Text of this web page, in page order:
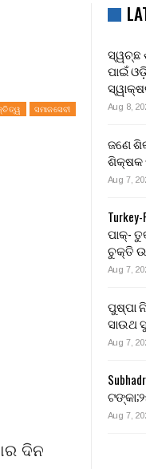
ସମାଜସେବୀ
ଦିନ
ସ୍ୱଚ୍ଛ
ପାଇଁ
Aug 8,
ଜଣେ
ଶିକ୍ଷକ
Aug 7,
ପାକ୍-
ଚୁକ୍ତି
Aug 7,
ପୁଷ୍ପା
ସାଉଥ
Aug 7,
Aug 7,